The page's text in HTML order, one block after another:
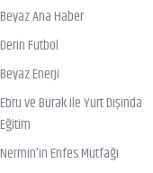
Beyaz Ana Haber
Derin Futbol
Beyaz Enerji
Ebru ve Burak ile Yurt Dışında
Eğitim
Nermin'in Enfes Mutfağı